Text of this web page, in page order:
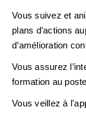
Vous suivez et
plans d’actions
d’amélioration
Vous assurez
formation au poste
Vous veillez à